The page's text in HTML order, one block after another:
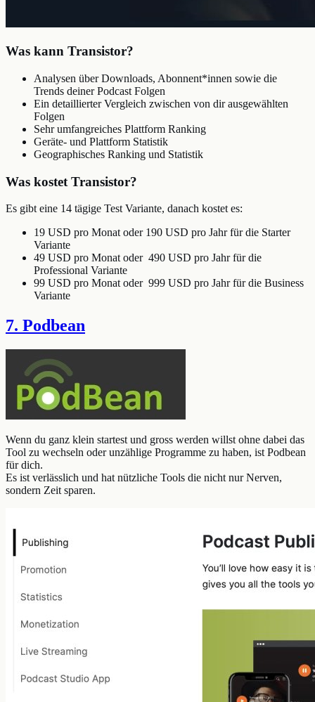
Was kann Transistor?
Analysen über Downloads, Abonnent*innen sowie die
Trends deiner Podcast Folgen
Ein detaillierter Vergleich zwischen von dir ausgewählten
Folgen
Sehr umfangreiches Plattform Ranking
Geräte- und Plattform Statistik
Geographisches Ranking und Statistik
Was kostet Transistor?
Es gibt eine 14 tägige Test Variante, danach kostet es:
19 USD pro Monat oder 190 USD pro Jahr für die Starter
Variante
49 USD pro Monat oder 490 USD pro Jahr für die
Professional Variante
99 USD pro Monat oder 999 USD pro Jahr für die Business
Variante
7. Podbean
Wenn du ganz klein startest und gross werden willst ohne dabei das
Tool zu wechseln oder unzählige Programme zu haben, ist Podbean
für dich.
Es ist verlässlich und hat nützliche Tools die nicht nur Nerven,
sondern Zeit sparen.